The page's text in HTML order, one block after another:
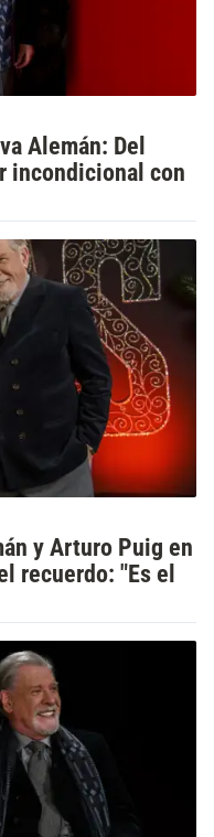
Alemán: Del
incondicional con
y Arturo Puig en
recuerdo: "Es el